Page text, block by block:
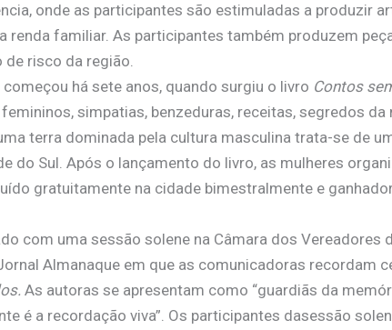
onde as participantes são estimuladas a produzir
familiar. As participantes também produzem
risco da região.
há sete anos, quando surgiu o livro Contos
simpatias, benzeduras, receitas, segredos da
terra dominada pela cultura masculina trata-se de
do Sul. Após o lançamento do livro, as mulheres
gratuitamente na cidade bimestralmente e
com uma sessão solene na Câmara dos Vereadores
Almanaque em que as comunicadoras recordam
As autoras se apresentam como “guardiãs da
é a recordação viva”. Os participantes dasessão